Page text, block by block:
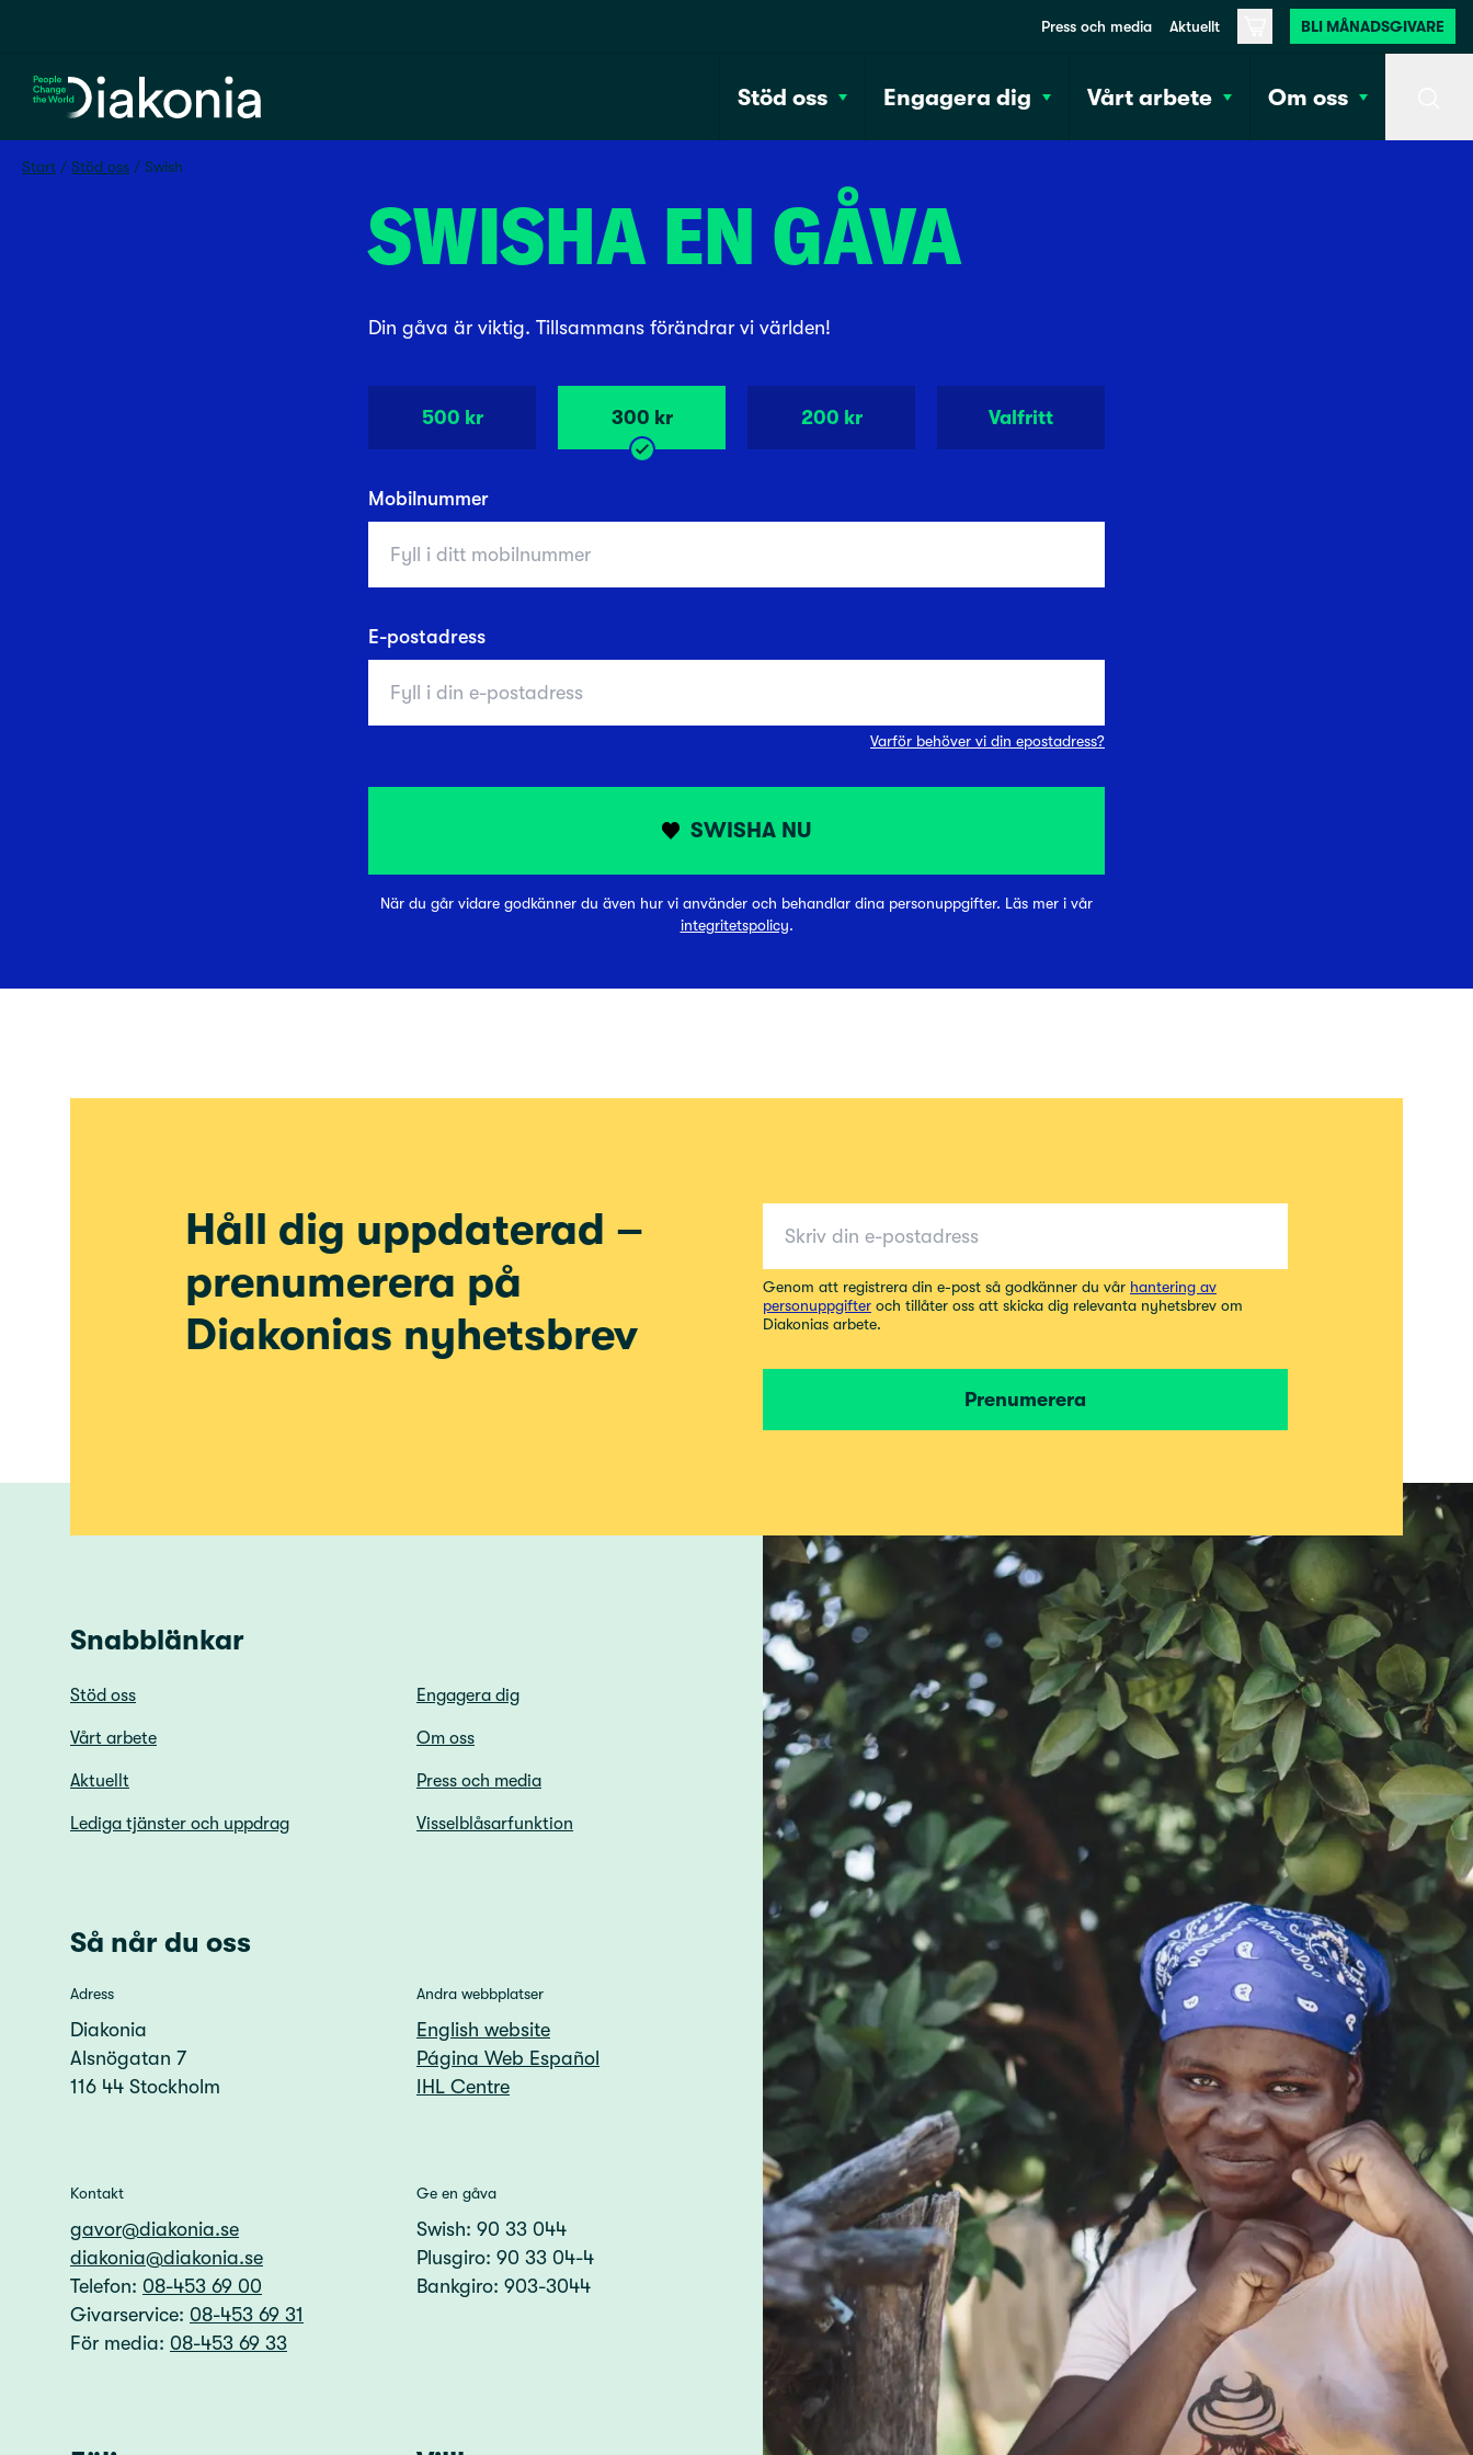
Press och media Aktuellt
Varukorg
BLI MÅNADSGIVARE
Hem Stöd oss Engagera dig Vårt arbete Om oss
Start / Stöd oss / Swish
SWISHA EN GÅVA
Din gåva är viktig. Tillsammans förändrar vi världen!
500 kr 300 kr 200 kr Valfritt
Mobilnummer
E-postadress
Varför behöver vi din epostadress?
SWISHA NU
När du går vidare godkänner du även hur vi använder och behandlar dina personuppgifter. Läs mer i vår
integritetspolicy.
Håll dig uppdaterad –
prenumerera på
Diakonias nyhetsbrev
E-post för nyhetsbrev
Genom att registrera din e-post så godkänner du vår hantering av
personuppgifteroch tillåter oss att skicka dig relevanta nyhetsbrev om
Diakonias arbete.
Prenumerera
Snabblänkar
Stöd oss Engagera dig
Vårt arbete Om oss
Aktuellt Press och media
Lediga tjänster och uppdrag Visselblåsarfunktion
Så når du oss
Adress
Diakonia
Alsnögatan 7
116 44 Stockholm
Andra webbplatser
English website
Página Web Español
IHL Centre
Kontakt
gavor@diakonia.se
diakonia@diakonia.se
Telefon: 08-453 69 00
Givarservice: 08-453 69 31
För media: 08-453 69 33
Ge en gåva
Swish: 90 33 044
Plusgiro: 90 33 04-4
Bankgiro: 903-3044